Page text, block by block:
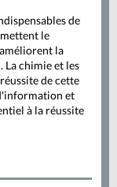
de
le
la
chimie et les
de cette
et
à la réussite